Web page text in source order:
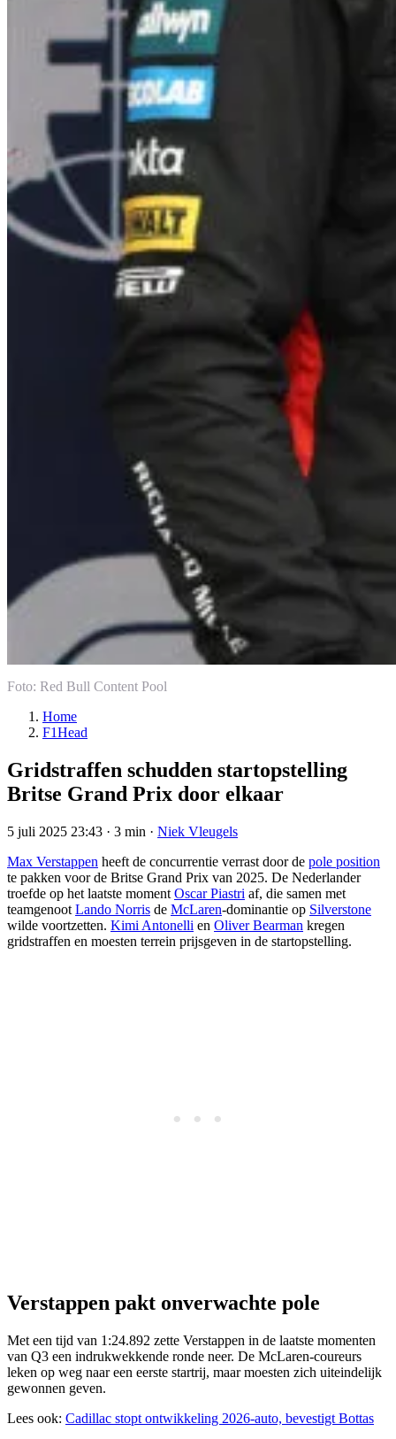
Foto: Red Bull Content Pool
Home
F1Head
Gridstraffen schudden startopstelling
Britse Grand Prix door elkaar
5 juli 2025 23:43 · 3 min · Niek Vleugels
Max Verstappen heeft de concurrentie verrast door de pole position
te pakken voor de Britse Grand Prix van 2025. De Nederlander
troefde op het laatste moment Oscar Piastri af, die samen met
teamgenoot Lando Norris de McLaren-dominantie op Silverstone
wilde voortzetten. Kimi Antonelli en Oliver Bearman kregen
gridstraffen en moesten terrein prijsgeven in de startopstelling.
Verstappen pakt onverwachte pole
Met een tijd van 1:24.892 zette Verstappen in de laatste momenten
van Q3 een indrukwekkende ronde neer. De McLaren-coureurs
leken op weg naar een eerste startrij, maar moesten zich uiteindelijk
gewonnen geven.
Lees ook: Cadillac stopt ontwikkeling 2026-auto, bevestigt Bottas